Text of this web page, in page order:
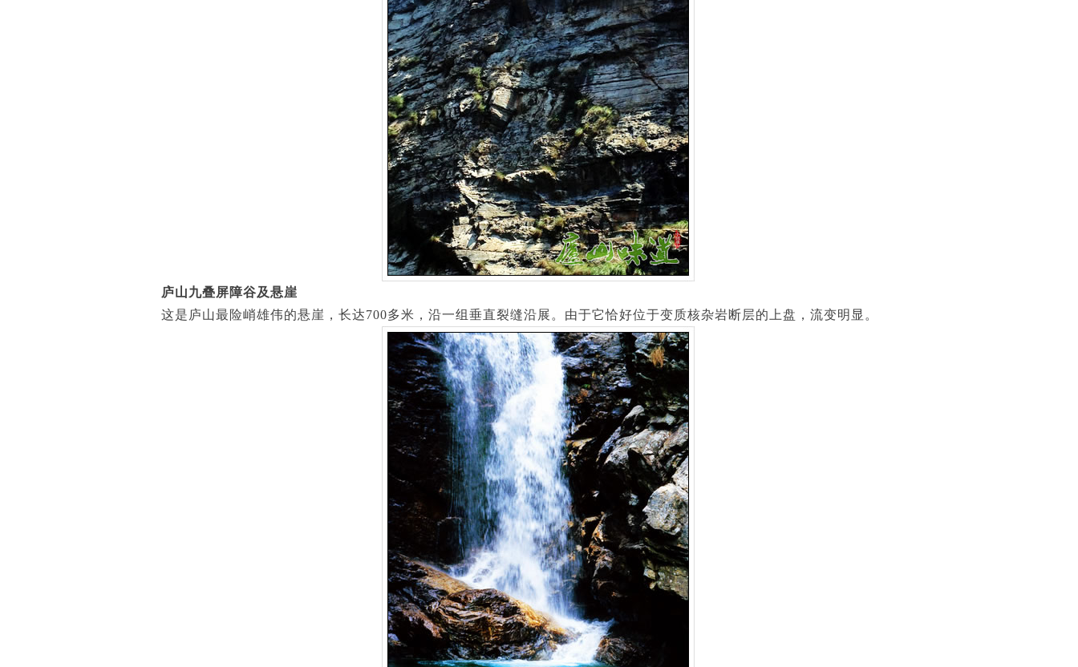
庐山九叠屏障谷及悬崖
这是庐山最险峭雄伟的悬崖，长达700多米，沿一组垂直裂缝沿展。由于它恰好位于变质核杂岩断层的上盘，流变明显。